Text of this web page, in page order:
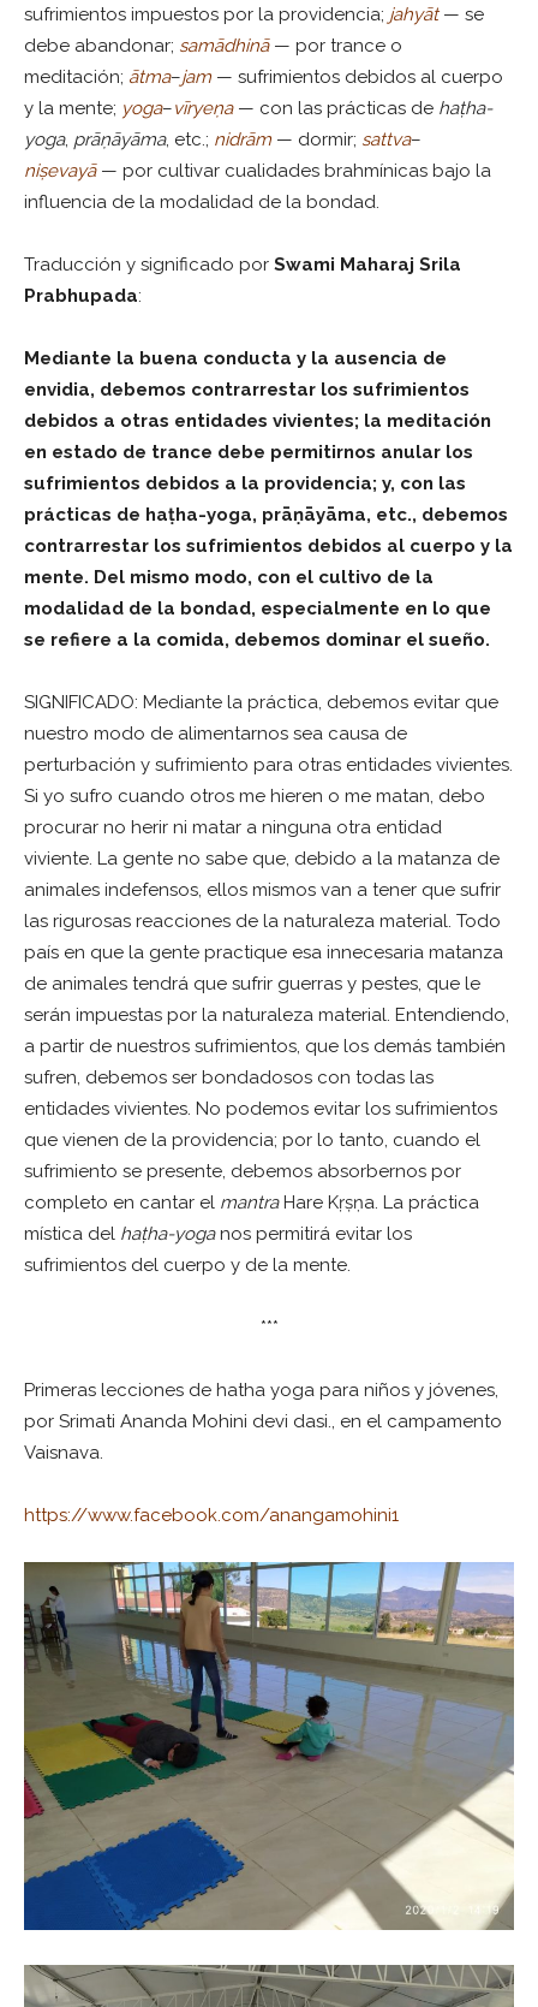
sufrimientos impuestos por la providencia; jahyāt— se
debe abandonar; samādhinā— por trance o
meditación; ātma–jam — sufrimientos debidos al cuerpo
y la mente; yoga–vīryeṇa— con las prácticas de haṭha-
yoga, prāṇāyāma, etc.; nidrām — dormir; sattva–
niṣevayā— por cultivar cualidades brahmínicas bajo la
influencia de la modalidad de la bondad.
Traducción y significado por Swami Maharaj Srila
Prabhupada:
Mediante la buena conducta y la ausencia de
envidia, debemos contrarrestar los sufrimientos
debidos a otras entidades vivientes; la meditación
en estado de trance debe permitirnos anular los
sufrimientos debidos a la providencia; y, con las
prácticas de haṭha-yoga, prāṇāyāma, etc., debemos
contrarrestar los sufrimientos debidos al cuerpo y la
mente. Del mismo modo, con el cultivo de la
modalidad de la bondad, especialmente en lo que
se refiere a la comida, debemos dominar el sueño.
SIGNIFICADO: Mediante la práctica, debemos evitar que
nuestro modo de alimentarnos sea causa de
perturbación y sufrimiento para otras entidades vivientes.
Si yo sufro cuando otros me hieren o me matan, debo
procurar no herir ni matar a ninguna otra entidad
viviente. La gente no sabe que, debido a la matanza de
animales indefensos, ellos mismos van a tener que sufrir
las rigurosas reacciones de la naturaleza material. Todo
país en que la gente practique esa innecesaria matanza
de animales tendrá que sufrir guerras y pestes, que le
serán impuestas por la naturaleza material. Entendiendo,
a partir de nuestros sufrimientos, que los demás también
sufren, debemos ser bondadosos con todas las
entidades vivientes. No podemos evitar los sufrimientos
que vienen de la providencia; por lo tanto, cuando el
sufrimiento se presente, debemos absorbernos por
completo en cantar el mantraHare Kṛṣṇa. La práctica
mística del haṭha-yoganos permitirá evitar los
sufrimientos del cuerpo y de la mente.
***
Primeras lecciones de hatha yoga para niños y jóvenes,
por Srimati Ananda Mohini devi dasi., en el campamento
Vaisnava.
https://www.facebook.com/anangamohini1